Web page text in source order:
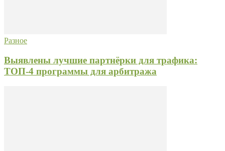
Разное
Выявлены лучшие партнёрки для трафика:
ТОП-4 программы для арбитража